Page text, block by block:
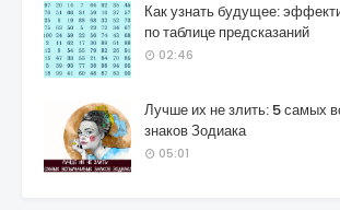
Как узнать будущее:
по таблице предсказаний
02:46
Лучше их не злить: 5 самых
знаков Зодиака
05:01